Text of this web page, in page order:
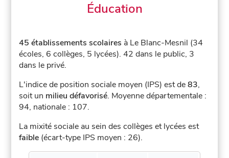
Éducation
45 établissements scolaires à Le Blanc-Mesnil (34
écoles, 6 collèges, 5 lycées).42 dans le public, 3
dans le privé.
L'indice de position sociale moyen (IPS) est de83,
soit un milieu défavorisé. Moyenne départementale :
94, nationale : 107.
La mixité sociale au sein des collèges et lycées est
faible (écart-type IPS moyen : 26).